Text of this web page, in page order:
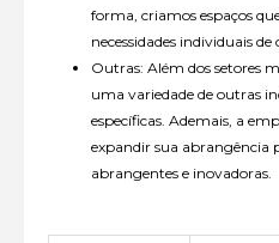
forma, criamos espaços
necessidades individuais de
Outras: Além dos setores
uma variedade de outras
específicas. Ademais, a
expandir sua abrangência
abrangentes e inovadoras.